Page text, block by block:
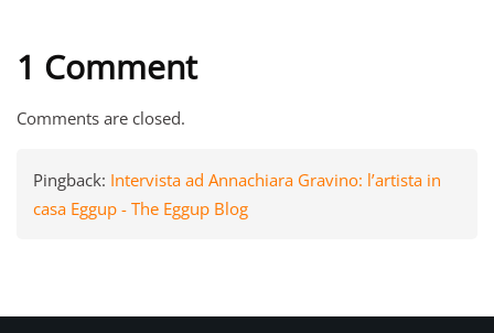
1 Comment
Comments are closed.
Pingback: Intervista ad Annachiara Gravino: l’artista in
casa Eggup - The Eggup Blog